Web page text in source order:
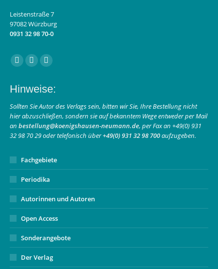
Leistenstraße 7
97082 Würzburg
0931 32 98 70-0
Finden Sie uns auf:
Facebook
opens
in
new
window
Instagram
opens
in
new
window
E-
page
opens
in
new
window
Hinweise:
Sollten Sie Autor des Verlags sein, bitten wir Sie, Ihre Bestellung nicht
hier abzuschließen, sondern sie auf bekanntem Wege entweder per Mail
an bestellung@koenigshausen-neumann.de, per Fax an +49(0) 931
32 98 70 29 oder telefonisch über+49(0) 931 32 98 700aufzugeben.
Fachgebiete
Periodika
Autorinnen und Autoren
Open Access
Sonderangebote
Der Verlag